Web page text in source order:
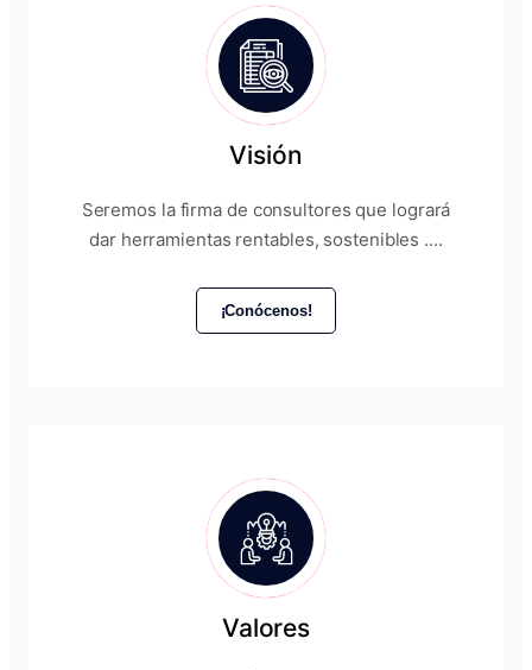
Visión
Seremos la firma de consultores que logrará
dar herramientas rentables, sostenibles ....
¡Conócenos!
Valores